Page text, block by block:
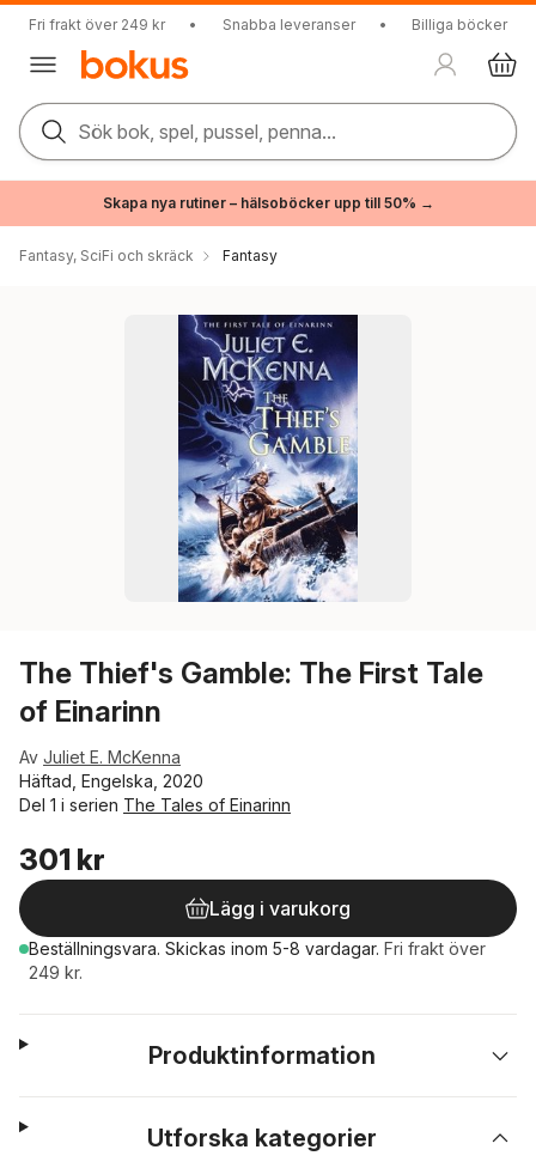
Fri frakt över 249 kr • Snabba leveranser • Billiga böcker
Sök bok, spel, pussel, penna...
Skapa nya rutiner – hälsoböcker upp till 50% →
Fantasy, SciFi och skräck Fantasy
The Thief's Gamble: The First Tale
of Einarinn
Av Juliet E. McKenna
Häftad, Engelska, 2020
Del 1 i serien The Tales of Einarinn
301 kr
Lägg i varukorg
Beställningsvara. Skickas inom 5-8 vardagar. Fri frakt över
249 kr.
Produktinformation
Utforska kategorier